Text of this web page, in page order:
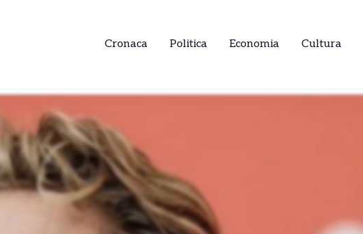
Cronaca Politica Economia Cultura